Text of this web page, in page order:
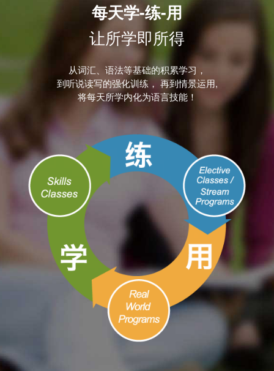
每天学-练-用
让所学即所得
从词汇、语法等基础的积累学习，
到听说读写的强化训练， 再到情景运用,
将每天所学内化为语言技能！